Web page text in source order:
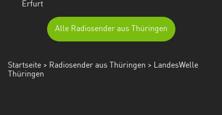
Erfurt
Alle Radiosender aus Thüringen
Startseite > Radiosender aus Thüringen > LandesWelle
Thüringen